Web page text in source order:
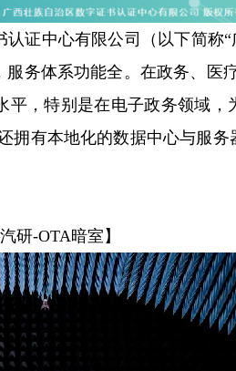
证中心有限公司（以下简称
务体系功能全。在政务、医
，特别是在电子政务领域，
拥有本地化的数据中心与服
研-OTA暗室】